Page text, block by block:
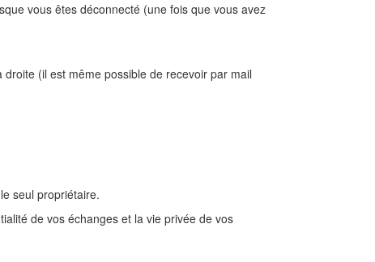
vous êtes déconnecté (une fois que vous avez
(il est même possible de recevoir par mail
seul propriétaire.
de vos échanges et la vie privée de vos